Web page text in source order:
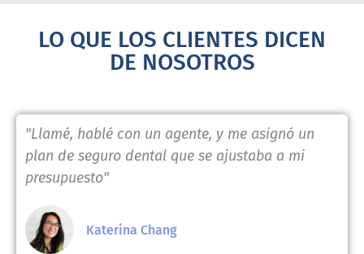
LO QUE LOS CLIENTES DICEN
DE NOSOTROS
"Llamé, hablé con un agente, y me asignó un
plan de seguro dental que se ajustaba a mi
presupuesto"
Katerina Chang